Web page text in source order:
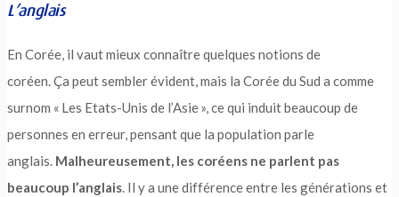
L’anglais
En Corée, il vaut mieux connaître quelques notions de
coréen. Ça peut sembler évident, mais la Corée du Sud a comme
surnom « Les Etats-Unis de l’Asie », ce qui induit beaucoup de
personnes en erreur, pensant que la population parle
anglais. Malheureusement, les coréens ne parlent pas
beaucoup l’anglais. Il y a une différence entre les générations et